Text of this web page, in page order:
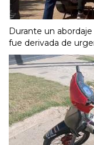
Durante un
fue derivada de